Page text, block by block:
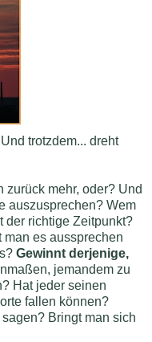
trotzdem... dreht
zurück mehr, oder? Und
auszusprechen? Wem
der richtige Zeitpunkt?
es aussprechen
Gewinnt derjenige,
jemandem zu
Hat jeder seinen
fallen können?
Bringt man sich